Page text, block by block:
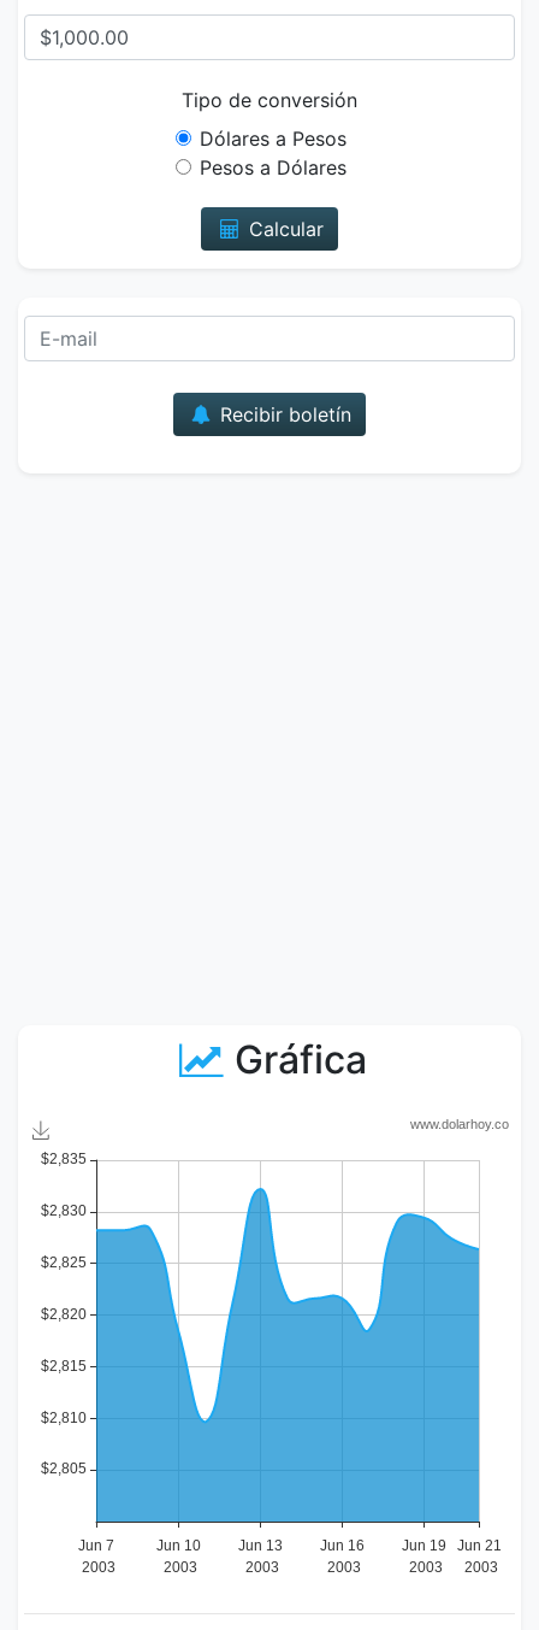
Tipo de conversión
Dólares a Pesos
Pesos a Dólares
Calcular
Recibir boletín
Gráfica